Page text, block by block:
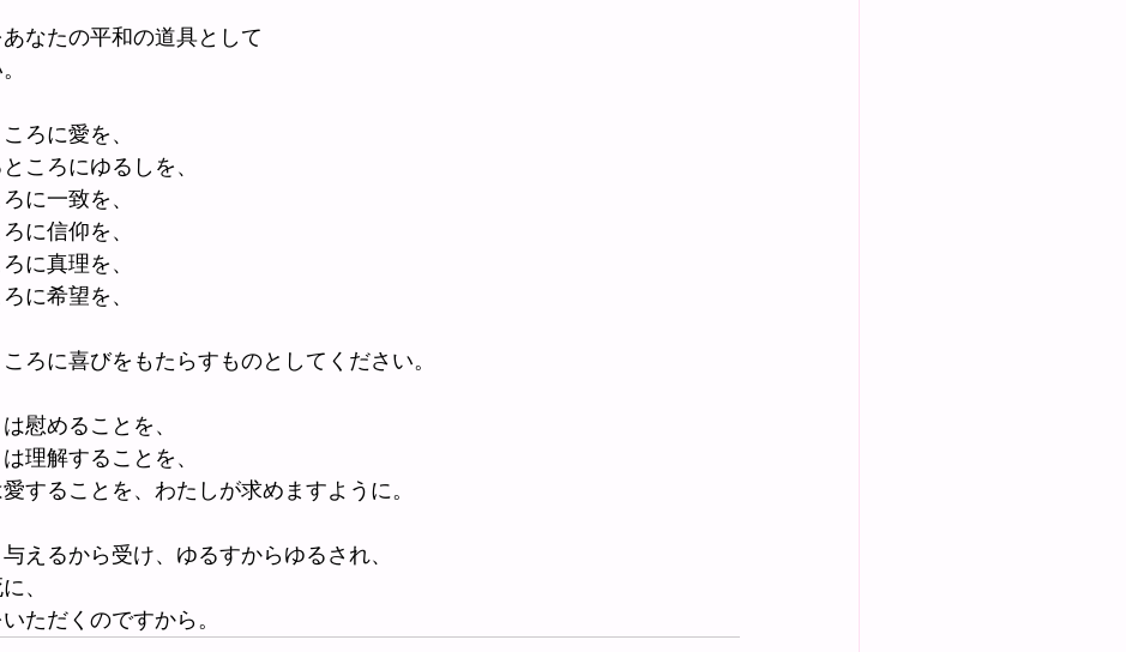
なたの平和の道具として
ろに愛を、
ころにゆるしを、
に一致を、
に信仰を、
に真理を、
に希望を、
ろに喜びをもたらすものとしてください。
慰めることを、
理解することを、
することを、わたしが求めますように。
えるから受け、ゆるすからゆるされ、
、
ただくのですから。